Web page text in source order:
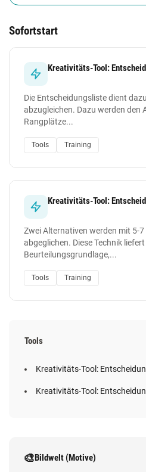
Sofortstart
Kreativitäts-Tool:
Die Entscheidungsliste dient
abzugleichen. Dazu werden den
Rangplätze...
Tools Training
Kreativitäts-Tool:
Zwei Alternativen werden mit 5-
abgeglichen. Diese Technik
Beurteilungsgrundlage,...
Tools Training
Tools
Kreativitäts-Tool:
Kreativitäts-Tool:
🎨Bildwelt (Motive)